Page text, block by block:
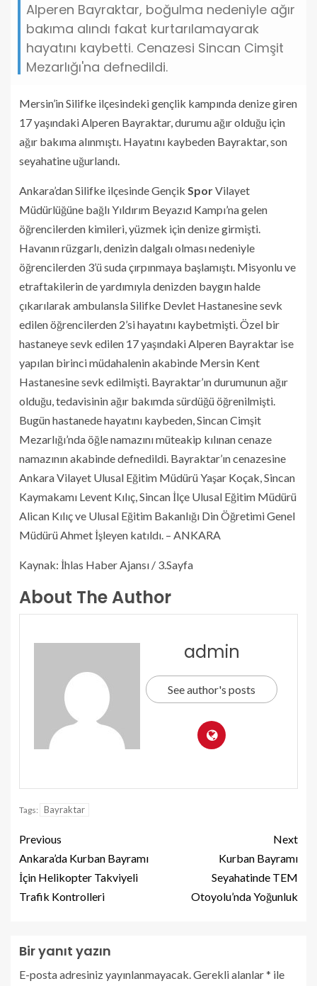
Alperen Bayraktar, boğulma nedeniyle ağır
bakıma alındı fakat kurtarılamayarak
hayatını kaybetti. Cenazesi Sincan Cimşit
Mezarlığı'na defnedildi.
Mersin’in Silifke ilçesindeki gençlik kampında denize giren
17 yaşındaki Alperen Bayraktar, durumu ağır olduğu için
ağır bakıma alınmıştı. Hayatını kaybeden Bayraktar, son
seyahatine uğurlandı.
Ankara’dan Silifke ilçesinde Gençik SporVilayet
Müdürlüğüne bağlı Yıldırım Beyazıd Kampı’na gelen
öğrencilerden kimileri, yüzmek için denize girmişti.
Havanın rüzgarlı, denizin dalgalı olması nedeniyle
öğrencilerden 3’ü suda çırpınmaya başlamıştı. Misyonlu ve
etraftakilerin de yardımıyla denizden baygın halde
çıkarılarak ambulansla Silifke Devlet Hastanesine sevk
edilen öğrencilerden 2’si hayatını kaybetmişti. Özel bir
hastaneye sevk edilen 17 yaşındaki Alperen Bayraktar ise
yapılan birinci müdahalenin akabinde Mersin Kent
Hastanesine sevk edilmişti. Bayraktar’ın durumunun ağır
olduğu, tedavisinin ağır bakımda sürdüğü öğrenilmişti.
Bugün hastanede hayatını kaybeden, Sincan Cimşit
Mezarlığı’nda öğle namazını müteakip kılınan cenaze
namazının akabinde defnedildi. Bayraktar’ın cenazesine
Ankara Vilayet Ulusal Eğitim Müdürü Yaşar Koçak, Sincan
Kaymakamı Levent Kılıç, Sincan İlçe Ulusal Eğitim Müdürü
Alican Kılıç ve Ulusal Eğitim Bakanlığı Din Öğretimi Genel
Müdürü Ahmet İşleyen katıldı. – ANKARA
Kaynak: İhlas Haber Ajansı / 3.Sayfa
About The Author
admin
See author's posts
Tags: Bayraktar
Previous
Ankara’da Kurban Bayramı
İçin Helikopter Takviyeli
Trafik Kontrolleri
Next
Kurban Bayramı
Seyahatinde TEM
Otoyolu’nda Yoğunluk
Bir yanıt yazın
E-posta adresiniz yayınlanmayacak.Gerekli alanlar* ile